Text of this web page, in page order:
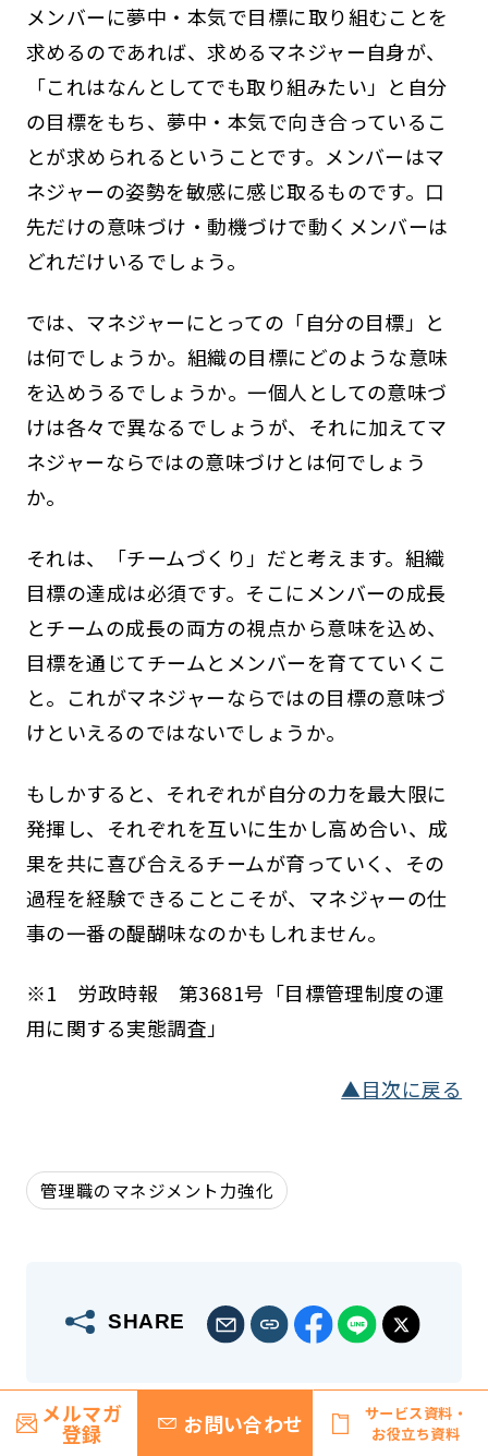
メンバーに夢中・本気で目標に取り組むことを
求めるのであれば、求めるマネジャー自身が、
「これはなんとしてでも取り組みたい」と自分
の目標をもち、夢中・本気で向き合っているこ
とが求められるということです。メンバーはマ
ネジャーの姿勢を敏感に感じ取るものです。口
先だけの意味づけ・動機づけで動くメンバーは
どれだけいるでしょう。
では、マネジャーにとっての「自分の目標」と
は何でしょうか。組織の目標にどのような意味
を込めうるでしょうか。一個人としての意味づ
けは各々で異なるでしょうが、それに加えてマ
ネジャーならではの意味づけとは何でしょう
か。
それは、「チームづくり」だと考えます。組織
目標の達成は必須です。そこにメンバーの成長
とチームの成長の両方の視点から意味を込め、
目標を通じてチームとメンバーを育てていくこ
と。これがマネジャーならではの目標の意味づ
けといえるのではないでしょうか。
もしかすると、それぞれが自分の力を最大限に
発揮し、それぞれを互いに生かし高め合い、成
果を共に喜び合えるチームが育っていく、その
過程を経験できることこそが、マネジャーの仕
事の一番の醍醐味なのかもしれません。
※1 労政時報 第3681号「目標管理制度の運
用に関する実態調査」
▲目次に戻る
管理職のマネジメント力強化
SHARE
メルマガ
登録 お問い合わせ
サービス資料・
お役立ち資料